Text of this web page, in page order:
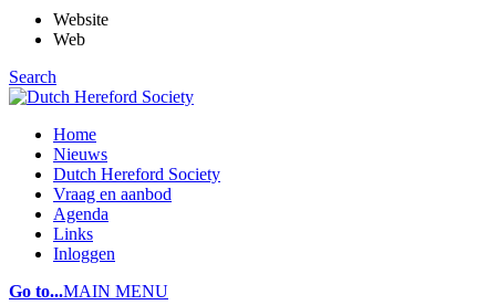
Website
Web
Search
Home
Nieuws
Dutch Hereford Society
Vraag en aanbod
Agenda
Links
Inloggen
Go to...MAIN MENU